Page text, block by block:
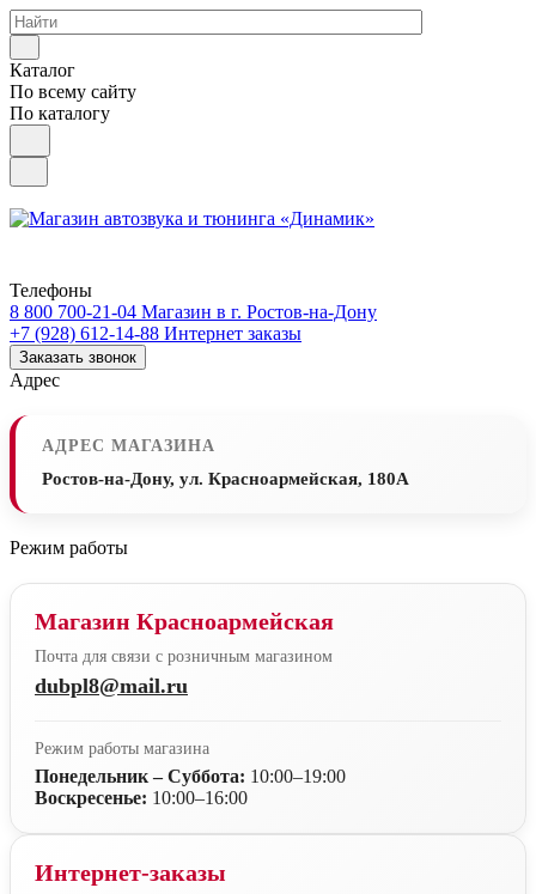
Каталог
По всему сайту
По каталогу
Телефоны
8 800 700-21-04 Магазин в г. Ростов-на-Дону
+7 (928) 612-14-88 Интернет заказы
Заказать звонок
Адрес
АДРЕС МАГАЗИНА
Ростов-на-Дону, ул. Красноармейская, 180А
Режим работы
Магазин Красноармейская
Почта для связи с розничным магазином
dubpl8@mail.ru
Режим работы магазина
Понедельник – Суббота: 10:00–19:00
Воскресенье: 10:00–16:00
Интернет-заказы